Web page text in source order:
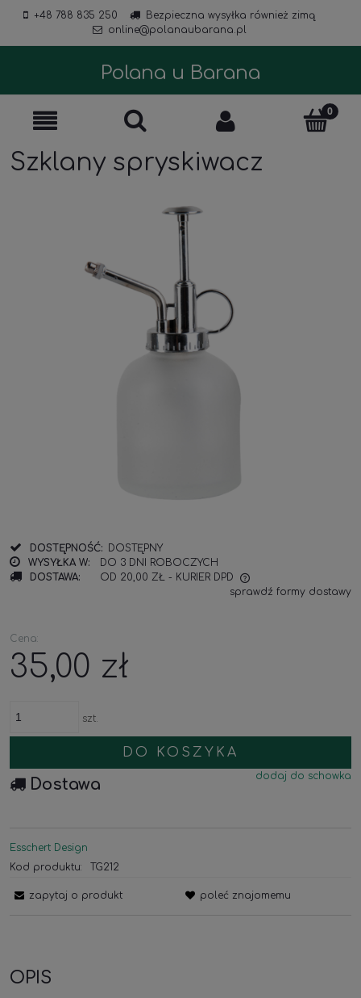
+48 788 835 250
Bezpieczna wysyłka również zimą
online@polanaubarana.pl
Polana u Barana
Szklany spryskiwacz
DOSTĘPNOŚĆ:
DOSTĘPNY
WYSYŁKA W:
DO 3 DNI ROBOCZYCH
DOSTAWA:
OD 20,00 ZŁ - KURIER DPD
sprawdź formy dostawy
Cena:
35,00 zł
szt.
DO KOSZYKA
dodaj do schowka
Dostawa
Esschert Design
Kod produktu:
TG212
zapytaj o produkt poleć znajomemu
OPIS